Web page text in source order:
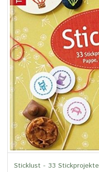
Sticklust - 33 Stickprojekte